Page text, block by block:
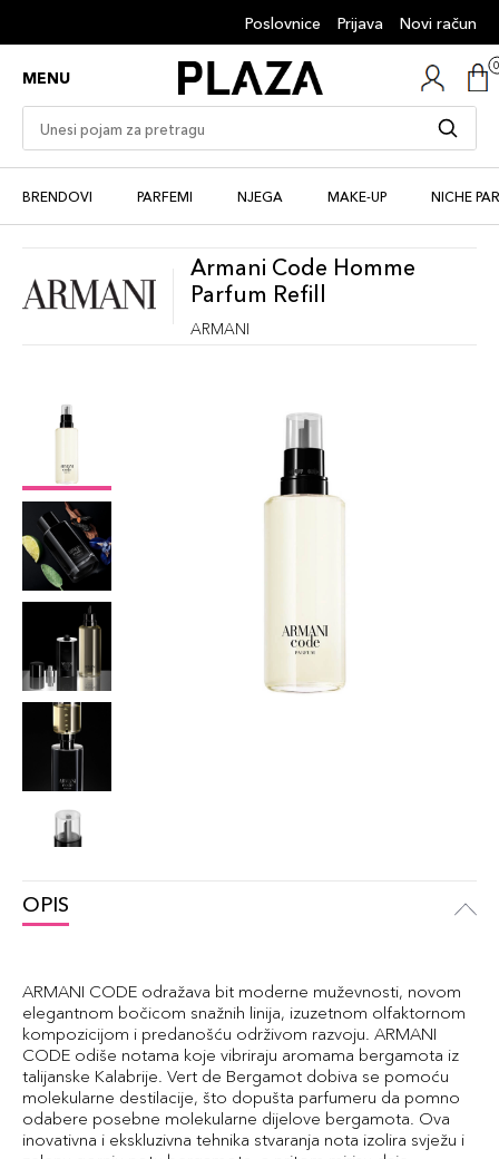
Poslovnice Prijava Novi račun
MENU
BRENDOVI PARFEMI NJEGA MAKE-UP NICHE
Armani Code Homme
Parfum Refill
ARMANI
OPIS
ARMANI CODE odražava bit moderne muževnosti, novom
elegantnom bočicom snažnih linija, izuzetnom olfaktornom
kompozicijom i predanošću održivom razvoju. ARMANI
CODE odiše notama koje vibriraju aromama bergamota iz
talijanske Kalabrije. Vert de Bergamot dobiva se pomoću
molekularne destilacije, što dopušta parfumeru da pomno
odabere posebne molekularne dijelove bergamota. Ova
inovativna i ekskluzivna tehnika stvaranja nota izolira svježu i